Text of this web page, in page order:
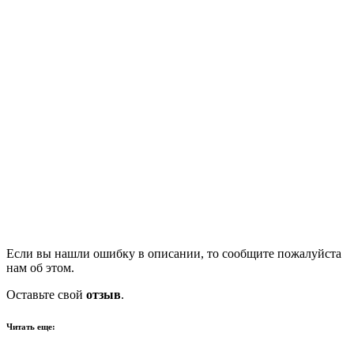
Если вы нашли ошибку в описании, то сообщите пожалуйста
нам об этом.
Оставьте свой отзыв.
Читать еще: